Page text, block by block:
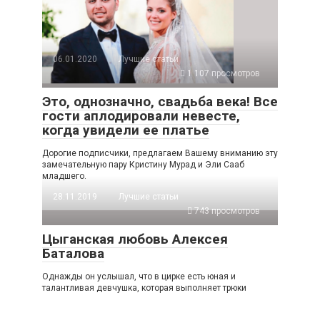
06.01.2020
Лучшие статьи
1 107 просмотров
Это, однозначно, свадьба века! Все
гости аплодировали невесте,
когда увидели ее платье
Дорогие подписчики, предлагаем Вашему вниманию эту
замечательную пару Кристину Мурад и Эли Сааб
младшего.
28.11.2019
Лучшие статьи
743 просмотров
Цыганская любовь Алексея
Баталова
Однажды он услышал, что в цирке есть юная и
талантливая девчушка, которая выполняет трюки